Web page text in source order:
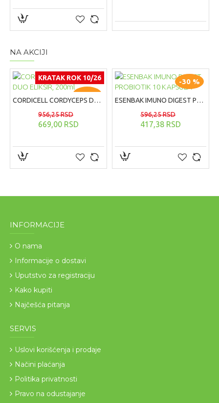
NA AKCIJI
KRATAK ROK 10/26
-30 %
CORDICELL CORDYCEPS DUO ELIKSIR, 200ml
669,00 RSD
956,25 RSD
-30 %
ESENBAK IMUNO DIGEST PROBIOTIK 10 KAPSULA
417,38 RSD
596,25 RSD
INFORMACIJE
O nama
Informacije o dostavi
Uputstvo za registraciju
Kako kupiti
Najčešća pitanja
SERVIS
Uslovi korišćenja i prodaje
Načini plaćanja
Politika privatnosti
Pravo na odustajanje